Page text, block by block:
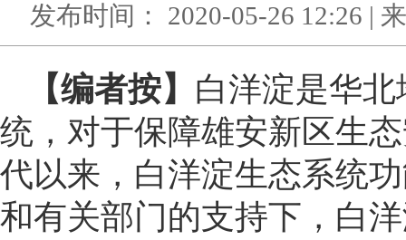
发布时间： 2020-05-26 12:26 |
【编者按】 白洋淀是华
统，对于保障雄安新区生
代以来，白洋淀生态系统
和有关部门的支持下，白